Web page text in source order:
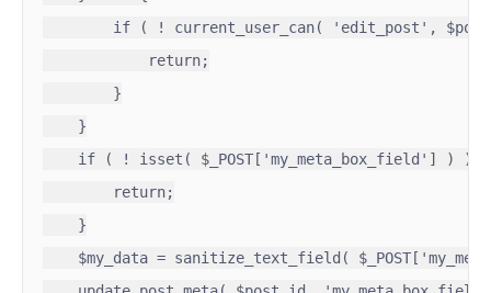
if ( ! current_user_can( 'edit_post',
            return;
        }
    }
    if ( ! isset( $_POST['my_meta_box_field'] ) ) {
        return;
    }
$my_data = sanitize_text_field(